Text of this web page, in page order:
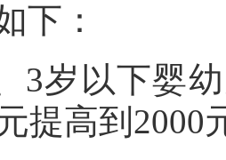
下：
以下婴幼
提高到2000